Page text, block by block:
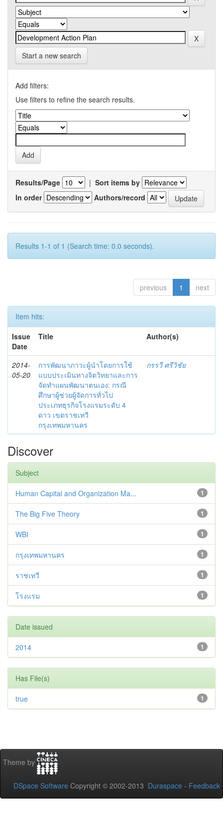
Start a new search
Add filters:
Use filters to refine the search results.
Results/Page | Sort items by
In order
Authors/record
Results 1-1 of 1 (Search time: 0.0 seconds).
previous 1 next
Item hits:
Issue
Date
Title Author(s)
2014-
05-20
การพัฒนาภาวะผู้นำโดยการใช้
แบบประเมินทางจิตวิทยาและการ
จัดทำแผนพัฒนาตนเอง: กรณี
ศึกษาผู้ช่วยผู้จัดการทั่วไป
ประเภทธุรกิจโรงแรมระดับ 4
ดาว เขตราชเทวี
กรุงเทพมหานคร
กรรวี ศรีวิชัย
Discover
Subject
1
Human Capital and Organization Ma...
1
The Big Five Theory
1
WBI
1
กรุงเทพมหานคร
1
ราชเทวี
1
โรงแรม
Date issued
1
2014
Has File(s)
1
true
Theme by
DSpace Software Copyright © 2002-2013 Duraspace - Feedback